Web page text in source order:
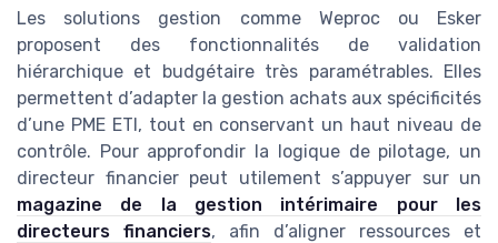
Les solutions gestion comme Weproc ou Esker
proposent des fonctionnalités de validation
hiérarchique et budgétaire très paramétrables. Elles
permettent d’adapter la gestion achats aux spécificités
d’une PME ETI, tout en conservant un haut niveau de
contrôle. Pour approfondir la logique de pilotage, un
directeur financier peut utilement s’appuyer sur un
magazine de la gestion intérimaire pour les
directeurs financiers, afin d’aligner ressources et